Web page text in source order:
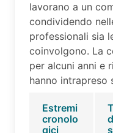
lavorano a un
condividendo
professionali sia
coinvolgono. La
per alcuni anni e
hanno intrapreso
Estremi
cronolo
gici